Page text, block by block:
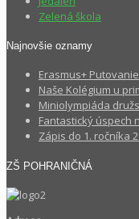
Zelená škola
Najnovšie oznamy
Erasmus+
Naše Kolégium u
Miniolympiáda
Fantastický úspech
Zápis do 1. ročníka
ZŠ POHRANIČNÁ